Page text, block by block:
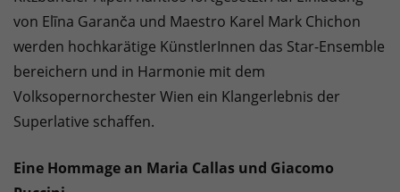
von Elīna Garanča und Maestro Karel Mark Chichon
werden hochkarätige KünstlerInnen das Star-Ensemble
bereichern und in Harmonie mit dem
Volksopernorchester Wien ein Klangerlebnis der
Superlative schaffen.
Eine Hommage an Maria Callas und Giacomo